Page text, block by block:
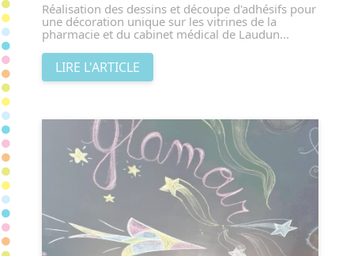
Réalisation des dessins et découpe d'adhésifs pour
une décoration unique sur les vitrines de la
pharmacie et du cabinet médical de Laudun...
LIRE L'ARTICLE